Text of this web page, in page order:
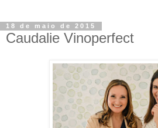
18 de maio de 2015
Caudalie Vinoperfect